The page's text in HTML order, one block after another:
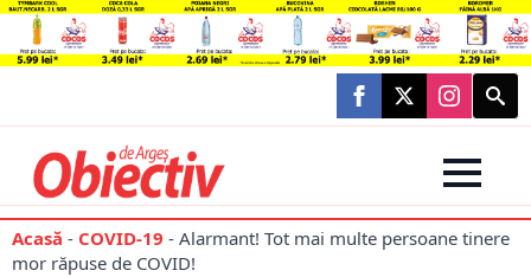
Search
for:
Acasă - COVID-19 - Alarmant! Tot mai multe persoane tinere
mor răpuse de COVID!